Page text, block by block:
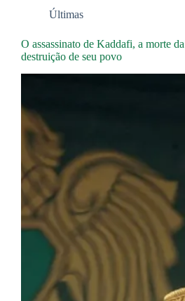
Últimas
O assassinato de Kaddafi, a morte
destruição de seu povo